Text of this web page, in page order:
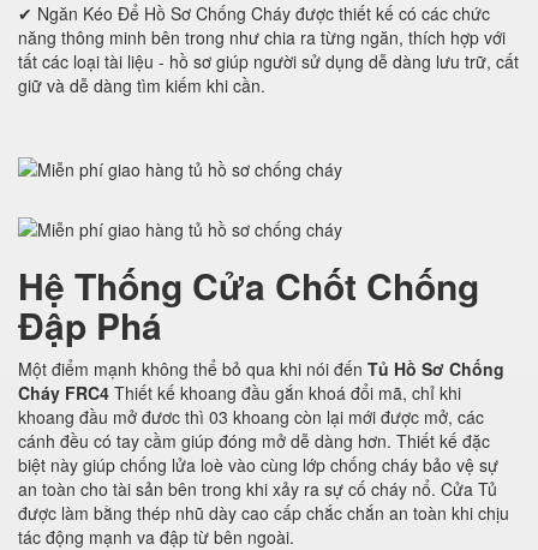
✔ Ngăn Kéo Để Hồ Sơ Chống Cháy được thiết kế có các chức
năng thông minh bên trong như chia ra từng ngăn, thích hợp với
tất các loại tài liệu - hồ sơ giúp người sử dụng dễ dàng lưu trữ, cất
giữ và dễ dàng tìm kiếm khi cần.
Hệ Thống Cửa Chốt Chống
Đập Phá
Một điểm mạnh không thể bỏ qua khi nói đến Tủ Hồ Sơ Chống
Cháy FRC4 Thiết kế khoang đầu gắn khoá đổi mã, chỉ khi
khoang đầu mở đươc thì 03 khoang còn lại mới được mở, các
cánh đều có tay cầm giúp đóng mở dễ dàng hơn. Thiết kế đặc
biệt này giúp chống lửa loè vào cùng lớp chống cháy bảo vệ sự
an toàn cho tài sản bên trong khi xảy ra sự cố cháy nổ. Cửa Tủ
được làm bằng thép nhũ dày cao cấp chắc chắn an toàn khi chịu
tác động mạnh va đập từ bên ngoài.